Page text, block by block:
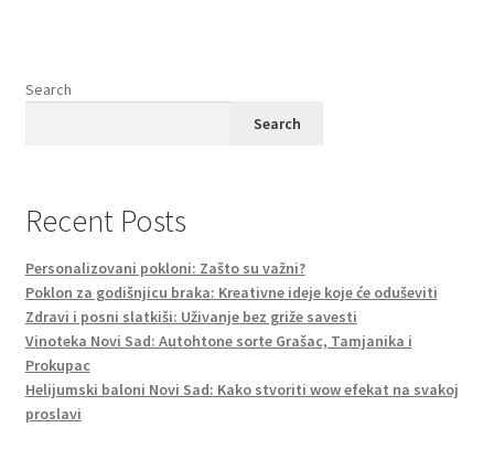
Search
Search
Recent Posts
Personalizovani pokloni: Zašto su važni?
Poklon za godišnjicu braka: Kreativne ideje koje će oduševiti
Zdravi i posni slatkiši: Uživanje bez griže savesti
Vinoteka Novi Sad: Autohtone sorte Grašac, Tamjanika i
Prokupac
Helijumski baloni Novi Sad: Kako stvoriti wow efekat na svakoj
proslavi